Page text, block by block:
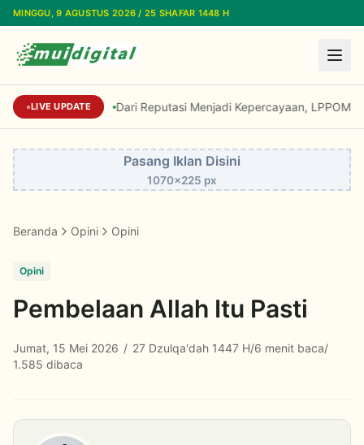
Lewati ke konten utama
MINGGU, 9 AGUSTUS 2026 / 25 SHAFAR 1448 H
LIVE UPDATE Dari Reputasi Menjadi Kepercayaan, LPPOM
Pasang Iklan Disini
1070x225 px
Beranda Opini Opini
Opini
Pembelaan Allah Itu Pasti
Jumat, 15 Mei 2026 / 27 Dzulqa'dah 1447 H/6 menit baca/
1.585 dibaca